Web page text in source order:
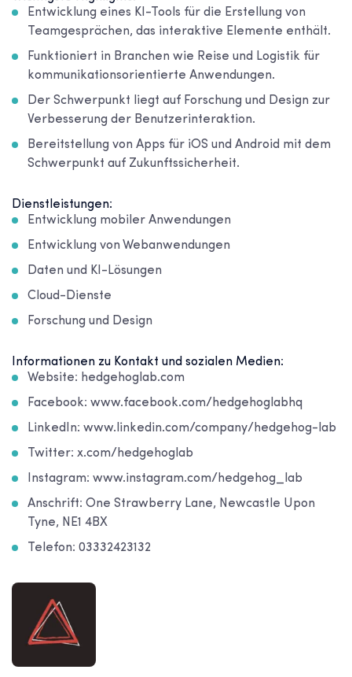
Entwicklung eines KI-Tools für die Erstellung von
Teamgesprächen, das interaktive Elemente enthält.
Funktioniert in Branchen wie Reise und Logistik für
kommunikationsorientierte Anwendungen.
Der Schwerpunkt liegt auf Forschung und Design zur
Verbesserung der Benutzerinteraktion.
Bereitstellung von Apps für iOS und Android mit dem
Schwerpunkt auf Zukunftssicherheit.
Dienstleistungen:
Entwicklung mobiler Anwendungen
Entwicklung von Webanwendungen
Daten und KI-Lösungen
Cloud-Dienste
Forschung und Design
Informationen zu Kontakt und sozialen Medien:
Website: hedgehoglab.com
Facebook: www.facebook.com/hedgehoglabhq
LinkedIn: www.linkedin.com/company/hedgehog-lab
Twitter: x.com/hedgehoglab
Instagram: www.instagram.com/hedgehog_lab
Anschrift: One Strawberry Lane, Newcastle Upon
Tyne, NE1 4BX
Telefon: 03332423132